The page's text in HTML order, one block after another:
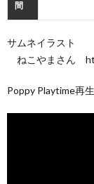
間
サムネイラスト
ねこやまさん
Poppy Playtime再